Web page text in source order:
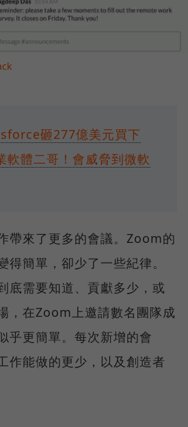
砸277億美元買下
軟體二哥！會威脅到微軟
帶來了更多的會議。Zoom的
得簡單，卻少了一些紀律。
底需要知道、貢獻多少，或
，在Zoom上邀請數名團隊成
乎更簡單。每次新增的會
作能做的更少，以及創造者